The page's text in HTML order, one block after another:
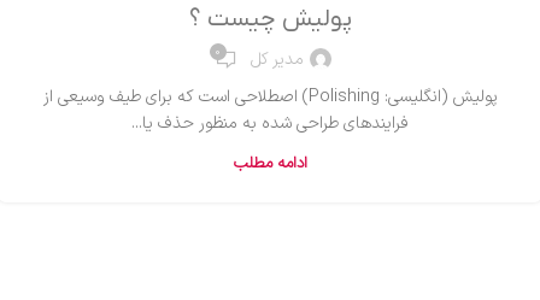
پولیش چیست ؟
مدیر کل 0
پولیش (انگلیسی: Polishing) اصطلاحی است که برای طیف وسیعی از
فرایندهای طراحی شده به منظور حذف یا...
ادامه مطلب